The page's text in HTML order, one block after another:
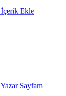
İçerik Ekle
Yazar Sayfam